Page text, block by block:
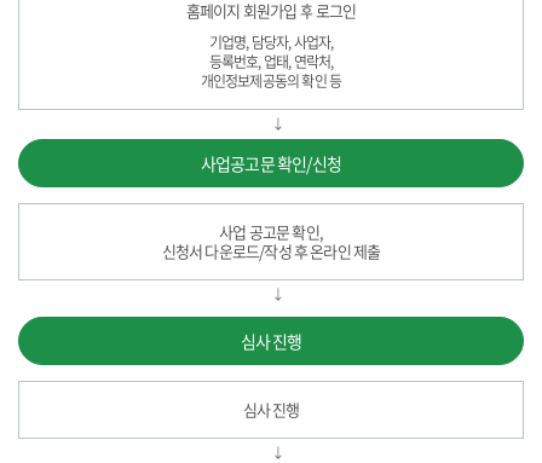
홈페이지 회원가입 후 로그인
기업명, 담당자, 사업자,
등록번호, 업태, 연락처,
개인정보제공동의 확인 등
사업공고문 확인/신청
사업 공고문 확인,
신청서 다운로드/작성 후 온라인 제출
심사 진행
심사 진행